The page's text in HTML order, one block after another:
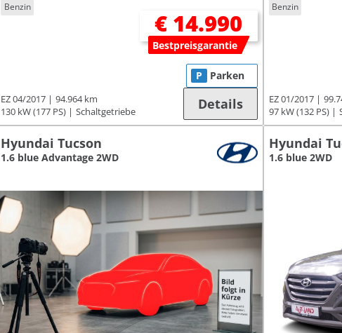
Benzin
€ 14.990
Bestpreisgarantie
EZ 04/2017
94.964 km
130 kW (177 PS)
Schaltgetriebe
P Parken
Details
Benzin
EZ 01/2017
97 kW (132 PS)
Hyundai Tucson
1.6 blue Advantage 2WD
Hyundai
1.6 blue 2WD